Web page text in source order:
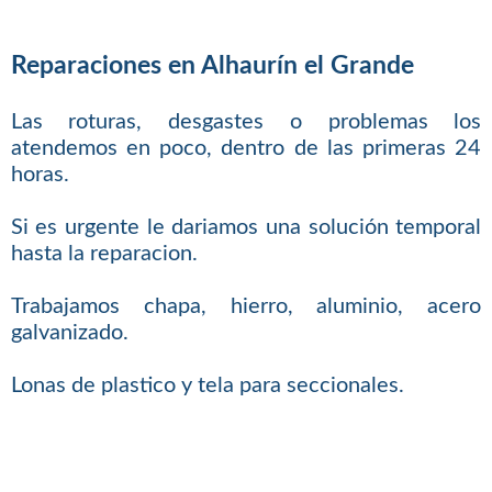
Reparaciones en Alhaurín el Grande
Las roturas, desgastes o problemas los
atendemos en poco, dentro de las primeras 24
horas.
Si es urgente le dariamos una solución temporal
hasta la reparacion.
Trabajamos chapa, hierro, aluminio, acero
galvanizado.
Lonas de plastico y tela para seccionales.